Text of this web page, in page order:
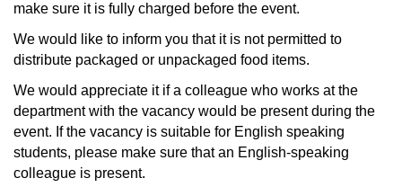
make sure it is fully charged before the event.
We would like to inform you that it is not permitted to
distribute packaged or unpackaged food items.
We would appreciate it if a colleague who works at the
department with the vacancy would be present during the
event. If the vacancy is suitable for English speaking
students, please make sure that an English-speaking
colleague is present.